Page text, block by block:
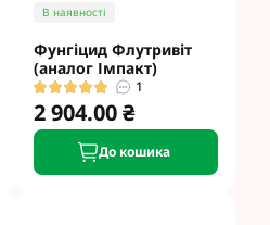
В наявності
Фунгіцид Флутривіт
(аналог Імпакт)
1
2 904.00 ₴
До кошика